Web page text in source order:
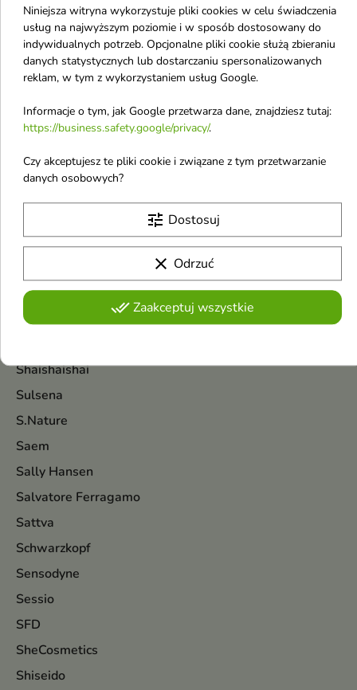
Sway
Seapuri
Shaishaishai
Sulsena
S.Nature
Saem
Sally Hansen
Salvatore Ferragamo
Sattva
Schwarzkopf
Sensodyne
Sessio
SFD
SheCosmetics
Shiseido
SheCare Total Revital
Solution synbiotyczny
Krem-booster do
ml(31-10-2026)
Doskonale rewitalizuje skórę.
8,11 £10,81 £
SheCare Clean Skin
Therapy Probiotyczna
emulsja do ciała z
potrądzikowych zmian
skóry 225 ml
funkcją łagodzenia
Pokazano 1-8 z 8 pozycji
Niniejsza witryna wykorzystuje pliki cookies w celu świadczenia
usług na najwyższym poziomie i w sposób dostosowany do
indywidualnych potrzeb. Opcjonalne pliki cookie służą zbieraniu
danych statystycznych lub dostarczaniu spersonalizowanych
reklam, w tym z wykorzystaniem usług Google.
Informacje o tym, jak Google przetwarza dane, znajdziesz tutaj:
https://business.safety.google/privacy/.
Czy akceptujesz te pliki cookie i związane z tym przetwarzanie
danych osobowych?
tune Dostosuj
clear Odrzuć
done_allZaakceptuj wszystkie